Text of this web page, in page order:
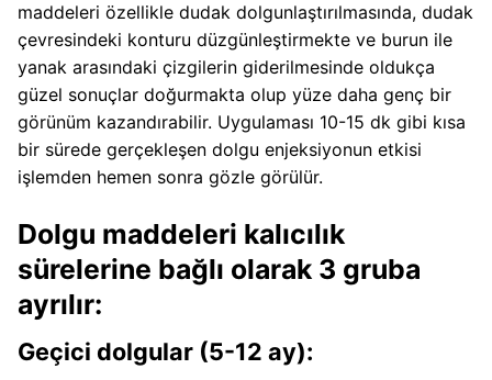
maddeleri özellikle dudak dolgunlaştırılmasında, dudak
çevresindeki konturu düzgünleştirmekte ve burun ile
yanak arasındaki çizgilerin giderilmesinde oldukça
güzel sonuçlar doğurmakta olup yüze daha genç bir
görünüm kazandırabilir. Uygulaması 10-15 dk gibi kısa
bir sürede gerçekleşen dolgu enjeksiyonun etkisi
işlemden hemen sonra gözle görülür.
Dolgu maddeleri kalıcılık
sürelerine bağlı olarak 3 gruba
ayrılır:
Geçici dolgular (5-12 ay):